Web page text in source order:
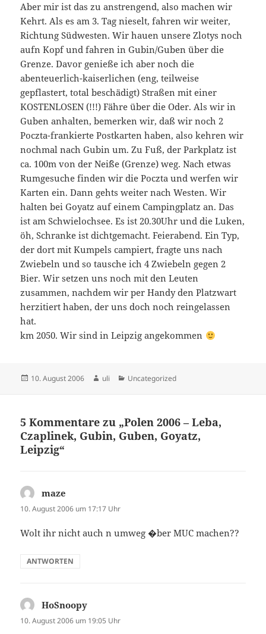
Aber mir ist das zu anstrengend, also machen wir
Kehrt. Als es am 3. Tag nieselt, fahren wir weiter,
Richtung Südwesten. Wir hauen unsere Zlotys noch
aufn Kopf und fahren in Gubin/Guben über die
Grenze. Davor genieße ich aber noch die
abenteuerlich-kaiserlichen (eng, teilweise
gepflastert, total beschädigt) Straßen mit einer
KOSTENLOSEN (!!!) Fähre über die Oder. Als wir in
Guben anhalten, bemerken wir, daß wir noch 2
Poczta-frankierte Postkarten haben, also kehren wir
nochmal nach Gubin um. Zu Fuß, der Parkplatz ist
ca. 100m von der Nei´ße (Grenze) weg. Nach etwas
Rumgesuche finden wir die Poczta und werfen wir
Karten ein. Dann gehts weiter nach Westen. Wir
halten bei Goyatz auf einem Campingplatz an. Das
ist am Schwielochsee. Es ist 20.30Uhr und die Luken,
öh, Schranke ist dichtgemacht. Feierabend. Ein Typ,
der dort mit Kumpels campiert, fragte uns nach
Zwiebeln und so tausche ich 4 Zwiebeln gegen 2
Bier. Wir setzen uns noch mit den Leuten
zusammen, nachdem wir per Handy den Platzwart
herzitiert haben, der uns doch noch reingelassen
hat.
km 2050. Wir sind in Leipzig angekommen
Veröffentlicht
10. August 2006 Autor
uli Kategorien
Uncategorized
5 Kommentare zu „Polen 2006 – Leba,
Czaplinek, Gubin, Guben, Goyatz,
Leipzig“
maze
10. August 2006 um 17:17 Uhr
Wolt ihr nicht auch n umweg �ber MUC machen??
ANTWORTEN
HoSnoopy
10. August 2006 um 19:05 Uhr